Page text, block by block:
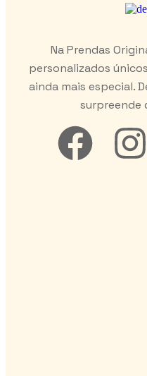
Na Prendas
personalizados
ainda mais especial.
surpreende